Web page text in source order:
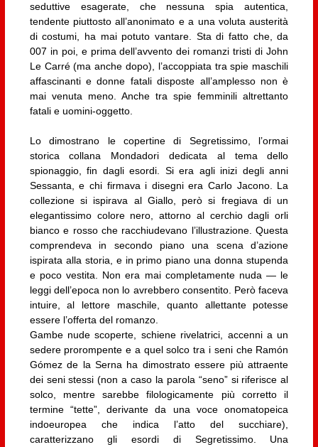
seduttive esagerate, che nessuna spia autentica,
tendente piuttosto all’anonimato e a una voluta austerità
di costumi, ha mai potuto vantare. Sta di fatto che, da
007 in poi, e prima dell’avvento dei romanzi tristi di John
Le Carré (ma anche dopo), l’accoppiata tra spie maschili
affascinanti e donne fatali disposte all’amplesso non è
mai venuta meno. Anche tra spie femminili altrettanto
fatali e uomini-oggetto.
Lo dimostrano le copertine di Segretissimo, l’ormai
storica collana Mondadori dedicata al tema dello
spionaggio, fin dagli esordi. Si era agli inizi degli anni
Sessanta, e chi firmava i disegni era Carlo Jacono. La
collezione si ispirava al Giallo, però si fregiava di un
elegantissimo colore nero, attorno al cerchio dagli orli
bianco e rosso che racchiudevano l’illustrazione. Questa
comprendeva in secondo piano una scena d’azione
ispirata alla storia, e in primo piano una donna stupenda
e poco vestita. Non era mai completamente nuda — le
leggi dell’epoca non lo avrebbero consentito. Però faceva
intuire, al lettore maschile, quanto allettante potesse
essere l’offerta del romanzo.
Gambe nude scoperte, schiene rivelatrici, accenni a un
sedere prorompente e a quel solco tra i seni che Ramón
Gómez de la Serna ha dimostrato essere più attraente
dei seni stessi (non a caso la parola “seno” si riferisce al
solco, mentre sarebbe filologicamente più corretto il
termine “tette”, derivante da una voce onomatopeica
indoeuropea che indica l’atto del succhiare),
caratterizzano gli esordi di Segretissimo. Una